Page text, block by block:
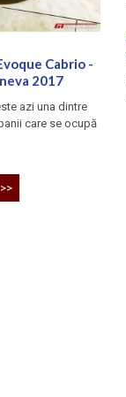
Cabrio -
2017
azi una dintre
care se ocupă
>>